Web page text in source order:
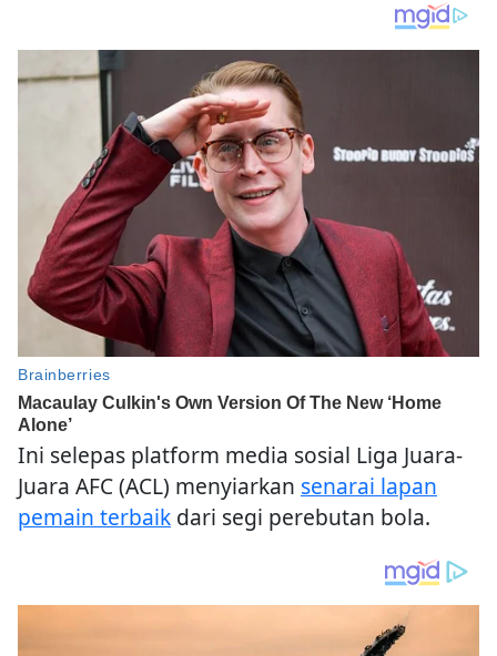
Ini selepas platform media sosial Liga Juara-
Juara AFC (ACL) menyiarkan senarai lapan
pemain terbaik dari segi perebutan bola.